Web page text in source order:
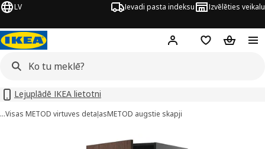
LV Ievadi pasta indeksu Izvēlēties veikalu
Hej! Pierakstīties
PirkumuPirkumu
Lejuplādē IKEA lietotni
…Visas METOD virtuves detaļasMETOD augstie skapji